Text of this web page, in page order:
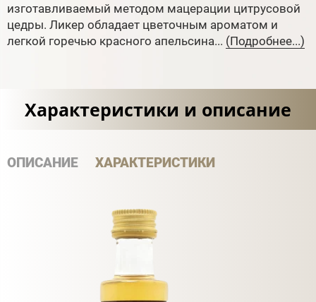
изготавливаемый методом мацерации цитрусовой
цедры. Ликер обладает цветочным ароматом и
легкой горечью красного апельсина... (Подробнее...)
Характеристики и описание
ОПИСАНИЕ ХАРАКТЕРИСТИКИ